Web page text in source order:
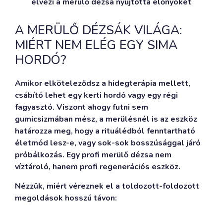
A MERÜLŐ DÉZSÁK VILÁGA:
MIÉRT NEM ELÉG EGY SIMA
HORDÓ?
Amikor elköteleződsz a hidegterápia mellett,
csábító lehet egy kerti hordó vagy egy régi
fagyasztó. Viszont ahogy futni sem
gumicsizmában mész, a merülésnél is az eszköz
határozza meg, hogy a rituálédból fenntartható
életmód lesz-e, vagy sok-sok bosszúsággal járó
próbálkozás. Egy profi merülő dézsa nem
víztároló, hanem profi regenerációs eszköz.
Nézzük, miért véreznek el a toldozott-foldozott
megoldások hosszú távon: